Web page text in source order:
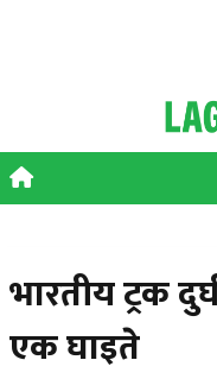
भारतीय ट्रक
एक घाइते